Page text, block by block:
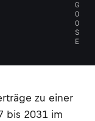
G
O
O
S
E
zu einer
bis 2031 im